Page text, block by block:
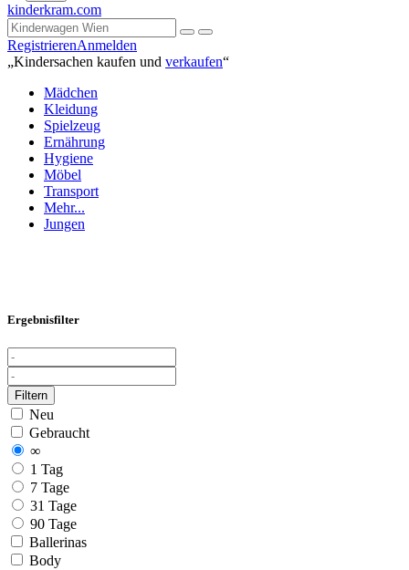
kinderkram.com
RegistrierenAnmelden
„Kindersachen kaufen und verkaufen“
Mädchen
Kleidung
Spielzeug
Ernährung
Hygiene
Möbel
Transport
Mehr...
Jungen
Ergebnisfilter
Filtern
Neu
Gebraucht
∞
1 Tag
7 Tage
31 Tage
90 Tage
Ballerinas
Body